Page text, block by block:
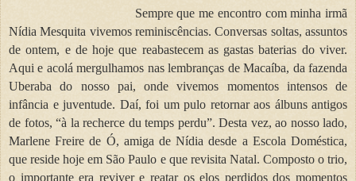
Sempre que me encontro com minha irmã
Nídia Mesquita vivemos reminiscências. Conversas soltas, assuntos
de ontem, e de hoje que reabastecem as gastas baterias do viver.
Aqui e acolá mergulhamos nas lembranças de Macaíba, da fazenda
Uberaba do nosso pai, onde vivemos momentos intensos de
infância e juventude. Daí, foi um pulo retornar aos álbuns antigos
de fotos, “à la recherce du temps perdu”. Desta vez, ao nosso lado,
Marlene Freire de Ó, amiga de Nídia desde a Escola Doméstica,
que reside hoje em São Paulo e que revisita Natal. Composto o trio,
o importante era reviver e reatar os elos perdidos dos momentos